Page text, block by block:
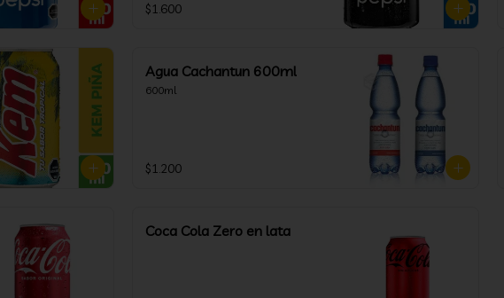
$1.600
Agua Cachantun 600ml
600ml
$1.200
Coca Cola Zero en lata